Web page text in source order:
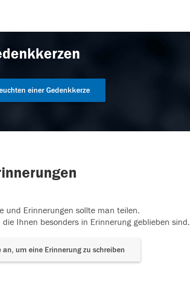
einer Gedenkkerze
und Erinnerungen sollte man teilen.
Ihnen besonders in Erinnerung geblieben sind.
an, um eine Erinnerung zu schreiben